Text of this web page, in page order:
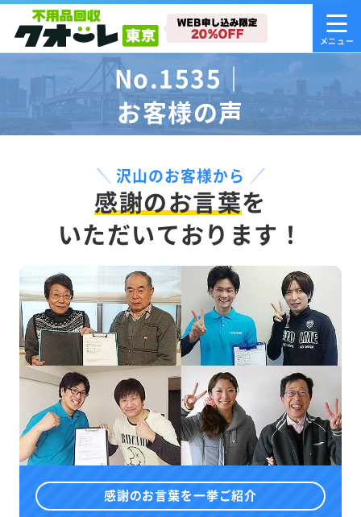
No.1535｜
お客様の声
沢山のお客様から
感謝のお言葉を
いただいております！
感謝のお言葉を一挙ご紹介